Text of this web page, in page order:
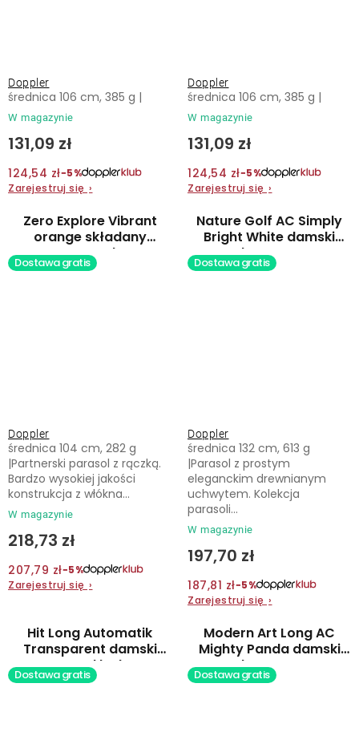
Doppler
W magazynie
131,09 zł
124,54 zł−5%
Zarejestruj się ›
średnica 106 cm, 385 g |
Doppler
W magazynie
131,09 zł
124,54 zł−5%
Zarejestruj się ›
średnica 106 cm, 385 g |
Zero Explore Vibrant
orange składany
parasol
Dostawa gratis
Doppler
W magazynie
218,73 zł
207,79 zł−5%
Zarejestruj się ›
średnica 104 cm, 282 g
|Partnerski parasol z rączką.
Bardzo wysokiej jakości
konstrukcja z włókna...
Nature Golf AC Simply
Bright White damski
parasol automatyczny
Dostawa gratis
Doppler
W magazynie
197,70 zł
187,81 zł−5%
Zarejestruj się ›
średnica 132 cm, 613 g
|Parasol z prostym
eleganckim drewnianym
uchwytem. Kolekcja
parasoli...
Hit Long Automatik
Transparent damski
parasol laska
automatyczny
Dostawa gratis
Modern Art Long AC
Mighty Panda damski
parasol automatyczny
Dostawa gratis